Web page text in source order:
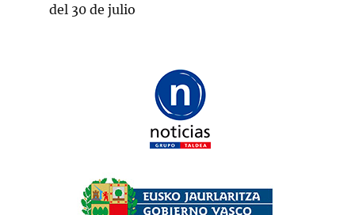
del 30 de julio